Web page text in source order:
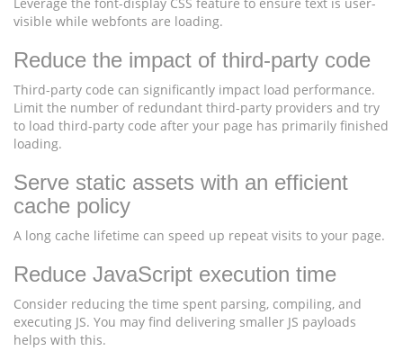
visible while webfonts are loading.
Reduce the impact of third-party code
Third-party code can significantly impact load performance.
Limit the number of redundant third-party providers and try
to load third-party code after your page has primarily finished
loading.
Serve static assets with an efficient
cache policy
A long cache lifetime can speed up repeat visits to your page.
Reduce JavaScript execution time
Consider reducing the time spent parsing, compiling, and
executing JS. You may find delivering smaller JS payloads
helps with this.